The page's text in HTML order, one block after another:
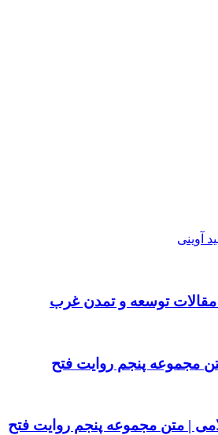
آوینی
| مقالات توسعه و تمدن غرب
مجموعه پنجم روایت فتح
| متن مجموعه پنجم روایت فتح